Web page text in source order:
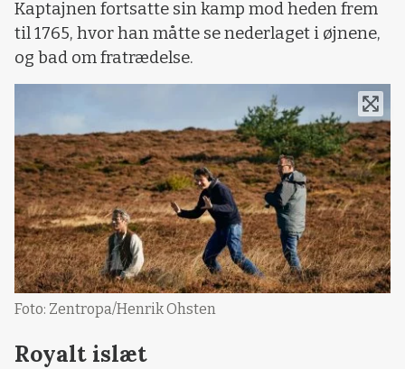
Kaptajnen fortsatte sin kamp mod heden frem
til 1765, hvor han måtte se nederlaget i øjnene,
og bad om fratrædelse.
Foto: Zentropa/Henrik Ohsten
Royalt islæt